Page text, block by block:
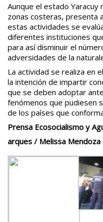
Aunque el estado Yaracuy
zonas costeras, presenta
estas actividades se
diferentes instituciones
para así disminuir el
adversidades de la
La actividad se realiza en
la intención de impartir
que se deben adoptar
fenómenos que pudiesen
de los países que
Prensa Ecosocialismo y
arques / Melissa Mendoza